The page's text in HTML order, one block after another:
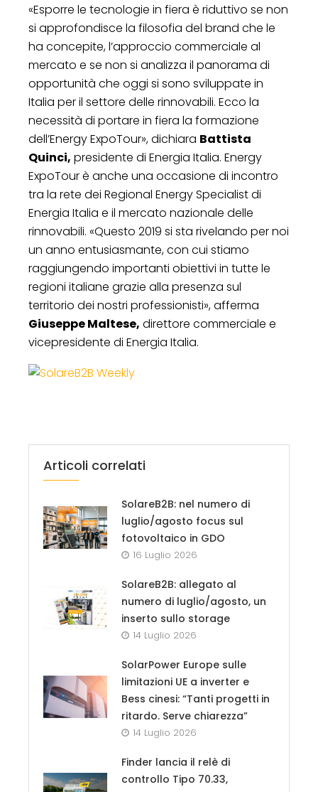
«Esporre le tecnologie in fiera è riduttivo se non
si approfondisce la filosofia del brand che le
ha concepite, l’approccio commerciale al
mercato e se non si analizza il panorama di
opportunità che oggi si sono sviluppate in
Italia per il settore delle rinnovabili. Ecco la
necessità di portare in fiera la formazione
dell’Energy ExpoTour», dichiara Battista
Quinci, presidente di Energia Italia. Energy
ExpoTour è anche una occasione di incontro
tra la rete dei Regional Energy Specialist di
Energia Italia e il mercato nazionale delle
rinnovabili. «Questo 2019 si sta rivelando per noi
un anno entusiasmante, con cui stiamo
raggiungendo importanti obiettivi in tutte le
regioni italiane grazie alla presenza sul
territorio dei nostri professionisti», afferma
Giuseppe Maltese, direttore commerciale e
vicepresidente di Energia Italia.
Articoli correlati
SolareB2B: nel numero di
luglio/agosto focus sul
fotovoltaico in GDO
16 Luglio 2026
SolareB2B: allegato al
numero di luglio/agosto, un
inserto sullo storage
14 Luglio 2026
SolarPower Europe sulle
limitazioni UE a inverter e
Bess cinesi: “Tanti progetti in
ritardo. Serve chiarezza”
14 Luglio 2026
Finder lancia il relè di
controllo Tipo 70.33,